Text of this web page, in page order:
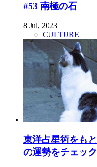
#53 南極の石
8 Jul, 2023
CULTURE
東洋占星術をも
の運勢をチェック